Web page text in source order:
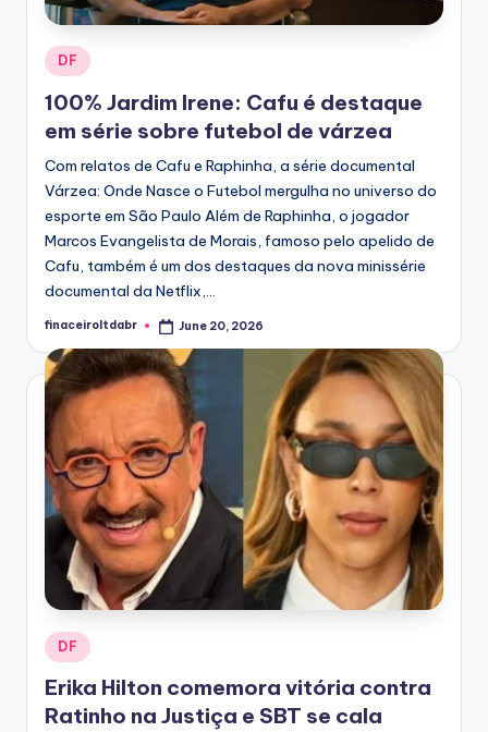
Posted
in
DF
100% Jardim Irene: Cafu é destaque
em série sobre futebol de várzea
Com relatos de Cafu e Raphinha, a série documental
Várzea: Onde Nasce o Futebol mergulha no universo do
esporte em São Paulo Além de Raphinha, o jogador
Marcos Evangelista de Morais, famoso pelo apelido de
Cafu, também é um dos destaques da nova minissérie
documental da Netflix,...
Posted
finaceiroltdabr June 20, 2026
Posted
in
DF
Erika Hilton comemora vitória contra
Ratinho na Justiça e SBT se cala